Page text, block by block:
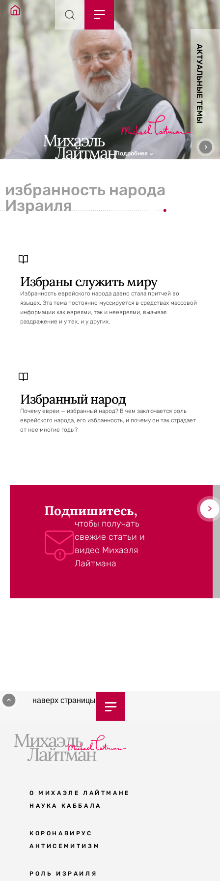
АКТУАЛЬНЫЕ ТЕМЫ
Подробнее
избранность народа
Израиля
Избраны служить миру
Избранность еврейского народа давно стала притчей во
языцех. Эта тема постоянно муссируется в средствах массовой
информации как евреями, так и неевреями, вызывая
раздражение и у тех, и у других.
Избранный народ
Почему евреи — избранный народ? В чем заключается роль
еврейского народа, его избранность, и почему он так страдает
от нее многие годы?
Подпишитесь,
чтобы получать
свежие статьи и
видео Михаэля
Лайтмана
наверх страницы
О МИХАЭЛЕ ЛАЙТМАНЕ
НАУКА КАББАЛА
Мудрость каббалы
Каббала сегодня
Великие каббалисты
КОРОНАВИРУС
АНТИСЕМИТИЗМ
Антисемитизм в современном мире
РОЛЬ ИЗРАИЛЯ